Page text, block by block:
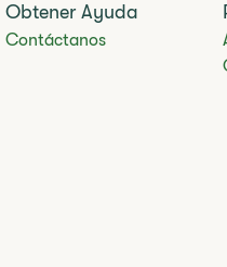
Obtener Ayuda
Contáctanos